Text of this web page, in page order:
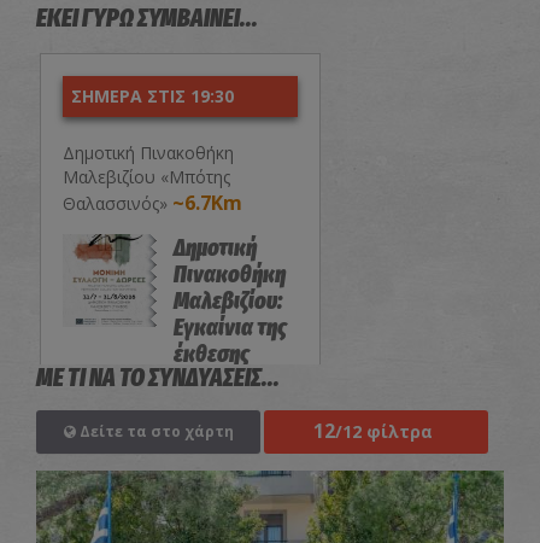
ΕΚΕΙ ΓΥΡΩ ΣΥΜΒΑΙΝΕΙ...
ΣΗΜΕΡΑ ΣΤΙΣ 19:30
Δημοτική Πινακοθήκη
Μαλεβιζίου «Μπότης
Θαλασσινός» ~6.7Km
Δημοτική
Πινακοθήκη
Μαλεβιζίου:
Εγκαίνια της
έκθεσης
«Μόνιμη
Συλλογή-
Δωρεές»
ΜΕ ΤΙ ΝΑ ΤΟ ΣΥΝΔΥΑΣΕΙΣ...
Δείτε τα στο χάρτη 12/12 φίλτρα